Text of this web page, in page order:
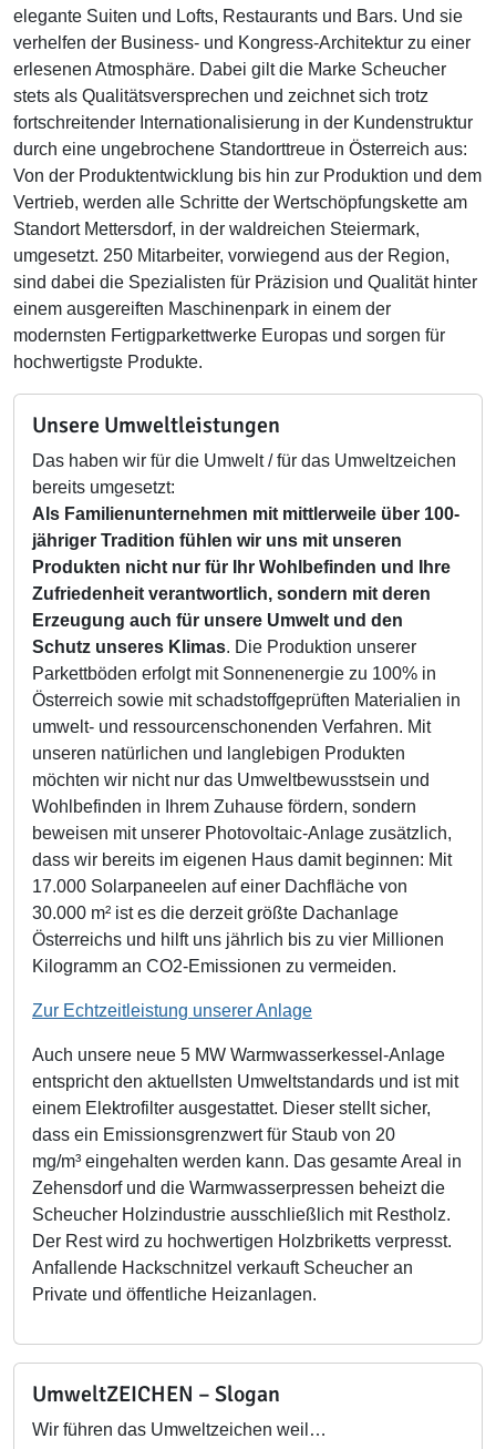
elegante Suiten und Lofts, Restaurants und Bars. Und sie
verhelfen der Business- und Kongress-Architektur zu einer
erlesenen Atmosphäre. Dabei gilt die Marke Scheucher
stets als Qualitätsversprechen und zeichnet sich trotz
fortschreitender Internationalisierung in der Kundenstruktur
durch eine ungebrochene Standorttreue in Österreich aus:
Von der Produktentwicklung bis hin zur Produktion und dem
Vertrieb, werden alle Schritte der Wertschöpfungskette am
Standort Mettersdorf, in der waldreichen Steiermark,
umgesetzt. 250 Mitarbeiter, vorwiegend aus der Region,
sind dabei die Spezialisten für Präzision und Qualität hinter
einem ausgereiften Maschinenpark in einem der
modernsten Fertigparkettwerke Europas und sorgen für
hochwertigste Produkte.
Unsere Umweltleistungen
Das haben wir für die Umwelt / für das Umweltzeichen
bereits umgesetzt:
Als Familienunternehmen mit mittlerweile über 100-
jähriger Tradition fühlen wir uns mit unseren
Produkten nicht nur für Ihr Wohlbefinden und Ihre
Zufriedenheit verantwortlich, sondern mit deren
Erzeugung auch für unsere Umwelt und den
Schutz unseres Klimas. Die Produktion unserer
Parkettböden erfolgt mit Sonnenenergie zu 100% in
Österreich sowie mit schadstoffgeprüften Materialien in
umwelt- und ressourcenschonenden Verfahren. Mit
unseren natürlichen und langlebigen Produkten
möchten wir nicht nur das Umweltbewusstsein und
Wohlbefinden in Ihrem Zuhause fördern, son­dern
beweisen mit unserer Photovoltaic-Anlage zusätzlich,
dass wir bereits im eigenen Haus damit beginnen: Mit
17.000 Solarpaneelen auf einer Dachfläche von
30.000 m² ist es die derzeit größte Dachanlage
Österreichs und hilft uns jährlich bis zu vier Millionen
Kilogramm an CO2-Emissionen zu vermeiden.
Zur Echtzeitleistung unserer Anlage
Auch unsere neue 5 MW Warmwasserkessel-Anlage
entspricht den aktuellsten Umweltstandards und ist mit
einem Elektrofilter ausgestattet. Dieser stellt sicher,
dass ein Emissionsgrenzwert für Staub von 20
mg/m³ eingehalten werden kann. Das gesamte Areal in
Zehensdorf und die Warmwasserpressen beheizt die
Scheucher Holzindustrie ausschließlich mit Restholz.
Der Rest wird zu hochwertigen Holzbriketts verpresst.
Anfallende Hackschnitzel verkauft Scheucher an
Private und öffentliche Heizanlagen.
UmweltZEICHEN – Slogan
Wir führen das Umweltzeichen weil…